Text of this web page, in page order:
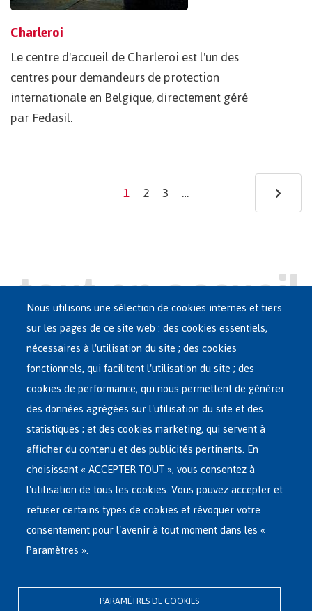
Charleroi
Le centre d'accueil de Charleroi est l'un des
centres pour demandeurs de protection
internationale en Belgique, directement géré
par Fedasil.
Current
1 Page
2 Page
3 … ›
Main
French
Menu
ASILE EN BELGIQUE
RÉSEAU D'ACCUEIL
RETOUR VOLONTAIRE
INTERNATIONAL
À PROPOS DE FEDASIL
Rue des Chartreux 21 , 1000 Bruxelles
Nous utilisons une sélection de cookies internes et tiers
sur les pages de ce site web : des cookies essentiels,
nécessaires à l'utilisation du site ; des cookies
fonctionnels, qui facilitent l'utilisation du site ; des
cookies de performance, qui nous permettent de générer
des données agrégées sur l'utilisation du site et des
statistiques ; et des cookies marketing, qui servent à
afficher du contenu et des publicités pertinents. En
choisissant « ACCEPTER TOUT », vous consentez à
l'utilisation de tous les cookies. Vous pouvez accepter et
refuser certains types de cookies et révoquer votre
consentement pour l'avenir à tout moment dans les «
Paramètres ».
PARAMÈTRES DE COOKIES